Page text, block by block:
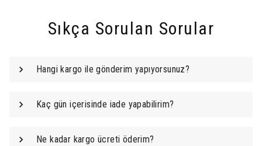
Sıkça Sorulan Sorular
Hangi kargo ile gönderim yapıyorsunuz?
Kaç gün içerisinde iade yapabilirim?
Ne kadar kargo ücreti öderim?